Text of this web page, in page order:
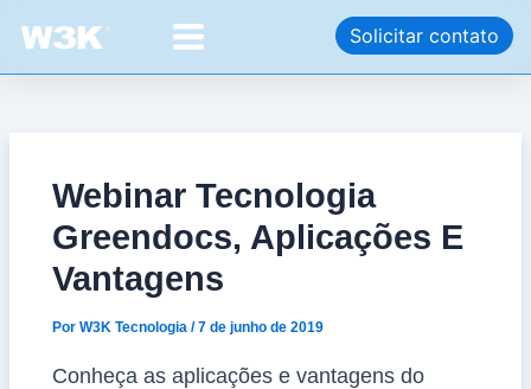
para
o
Main
Menu
Solicitar contato
Webinar Tecnologia
Greendocs, Aplicações E
Vantagens
Por W3K Tecnologia /7 de junho de 2019
Conheça as aplicações e vantagens do
navigation